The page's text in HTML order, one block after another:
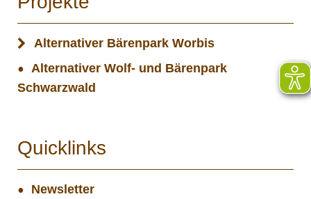
Alternativer Bärenpark Worbis
Alternativer Wolf- und Bärenpark
Schwarzwald
Quicklinks
Newsletter